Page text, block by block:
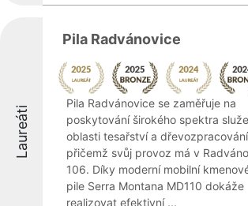
Laureáti
Pila Radvánovice
Pila Radvánovice se zaměřuje na
poskytování širokého spektra
oblasti tesařství a
přičemž svůj provoz má v
106. Díky moderní mobilní
pile Serra Montana MD110 dokáže
realizovat efektivní ...